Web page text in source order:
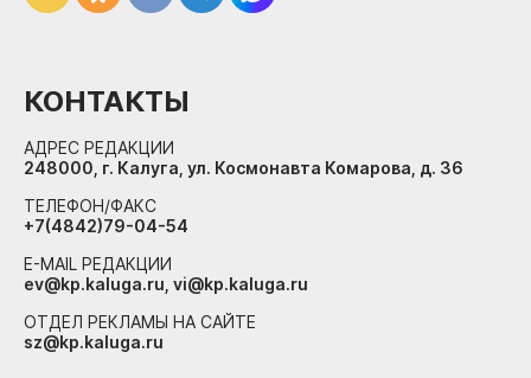
КОНТАКТЫ
АДРЕС РЕДАКЦИИ
248000, г. Калуга, ул. Космонавта Комарова, д. 36
ТЕЛЕФОН/ФАКС
+7(4842)79-04-54
E-MAIL РЕДАКЦИИ
ev@kp.kaluga.ru, vi@kp.kaluga.ru
ОТДЕЛ РЕКЛАМЫ НА САЙТЕ
sz@kp.kaluga.ru